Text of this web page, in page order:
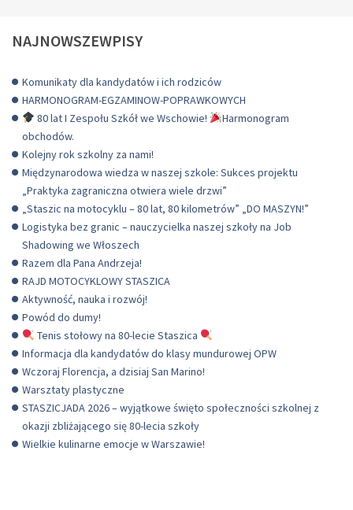
NAJNOWSZEWPISY
Komunikaty dla kandydatów i ich rodziców
HARMONOGRAM-EGZAMINOW-POPRAWKOWYCH
80 lat I Zespołu Szkół we Wschowie!
Harmonogram
obchodów.
Kolejny rok szkolny za nami!
Międzynarodowa wiedza w naszej szkole: Sukces projektu
„Praktyka zagraniczna otwiera wiele drzwi”
„Staszic na motocyklu – 80 lat, 80 kilometrów” „DO MASZYN!”
Logistyka bez granic – nauczycielka naszej szkoły na Job
Shadowing we Włoszech
Razem dla Pana Andrzeja!
RAJD MOTOCYKLOWY STASZICA
Aktywność, nauka i rozwój!
Powód do dumy!
Tenis stołowy na 80-lecie Staszica
Informacja dla kandydatów do klasy mundurowej OPW
Wczoraj Florencja, a dzisiaj San Marino!
Warsztaty plastyczne
STASZICJADA 2026 – wyjątkowe święto społeczności szkolnej z
okazji zbliżającego się 80-lecia szkoły
Wielkie kulinarne emocje w Warszawie!